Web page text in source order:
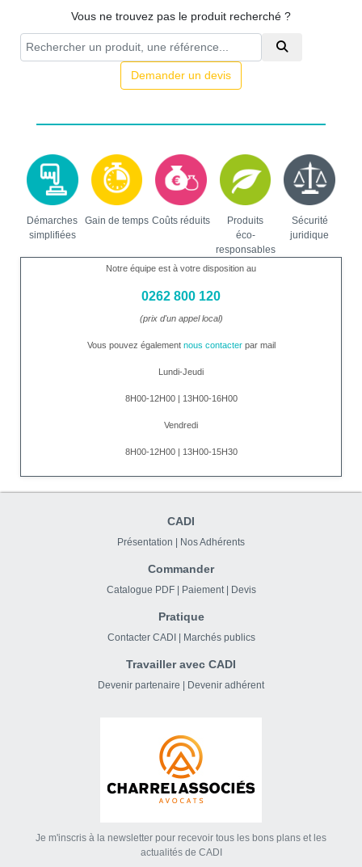
Vous ne trouvez pas le produit recherché ?
Demander un devis
Démarches
simplifiées
Gain de temps Coûts réduits
Produits
éco-
responsables
Sécurité
juridique
Notre équipe est à votre disposition au
0262 800 120
(prix d'un appel local)
Vous pouvez également nous contacterpar mail
Lundi-Jeudi
8H00-12H00 | 13H00-16H00
Vendredi
8H00-12H00 | 13H00-15H30
CADI
Présentation Nos Adhérents
Commander
Catalogue PDF Paiement Devis
Pratique
Contacter CADI Marchés publics
Travailler avec CADI
Devenir partenaire Devenir adhérent
Je m'inscris à la newsletter pour recevoir tous les bons plans et les
actualités de CADI